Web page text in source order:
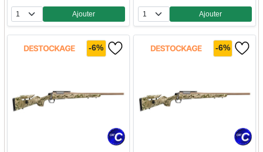
Quantité
Ajouter
Quantité
Ajouter
-6% -6%